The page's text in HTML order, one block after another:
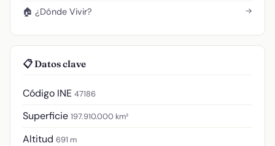
🏠 ¿Dónde Vivir? →
📋 Datos clave
Código INE 47186
Superficie 197.910.000 km²
Altitud 691 m